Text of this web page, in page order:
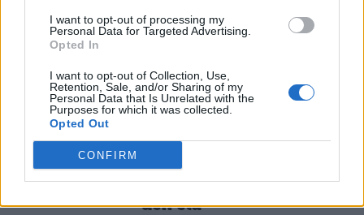
I want to opt-out of processing my
Personal Data for Targeted Advertising.
Opted In
I want to opt-out of Collection, Use,
Retention, Sale, and/or Sharing of my
Personal Data that Is Unrelated with the
Purposes for which it was collected.
Opted Out
CONFIRM
TI POTREBBE INTERESSARE
NEWS LIFESTYLE
settembre: come
funziona il controllo
dell'età